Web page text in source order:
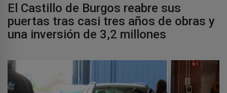
El Castillo de Burgos reabre sus
puertas tras casi tres años de obras y
una inversión de 3,2 millones